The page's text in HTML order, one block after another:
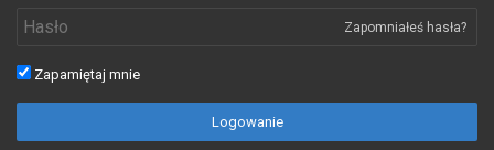
Zapomniałeś hasła?
Zapamiętaj mnie
Logowanie